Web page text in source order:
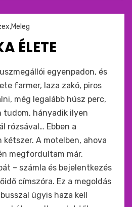
ÉLETE
egyenpadon, és
farmer, laza zakó, piros
még legalább húsz perc,
tudom, hányadik ilyen
rózsával… Ebben a
kétszer. A motelben, ahova
megfordultam már.
– számla és bejelentkezés
címszóra. Ez a megoldás
úgyis haza kell